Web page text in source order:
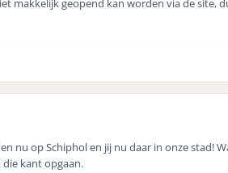
makkelijk geopend kan worden via de
nu op Schiphol en jij nu daar in onze stad!
kant opgaan.